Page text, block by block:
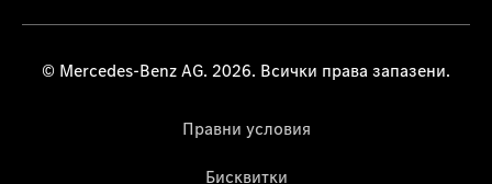
© Mercedes-Benz AG. 2026. Всички права запазени.
Правни условия
Бисквитки